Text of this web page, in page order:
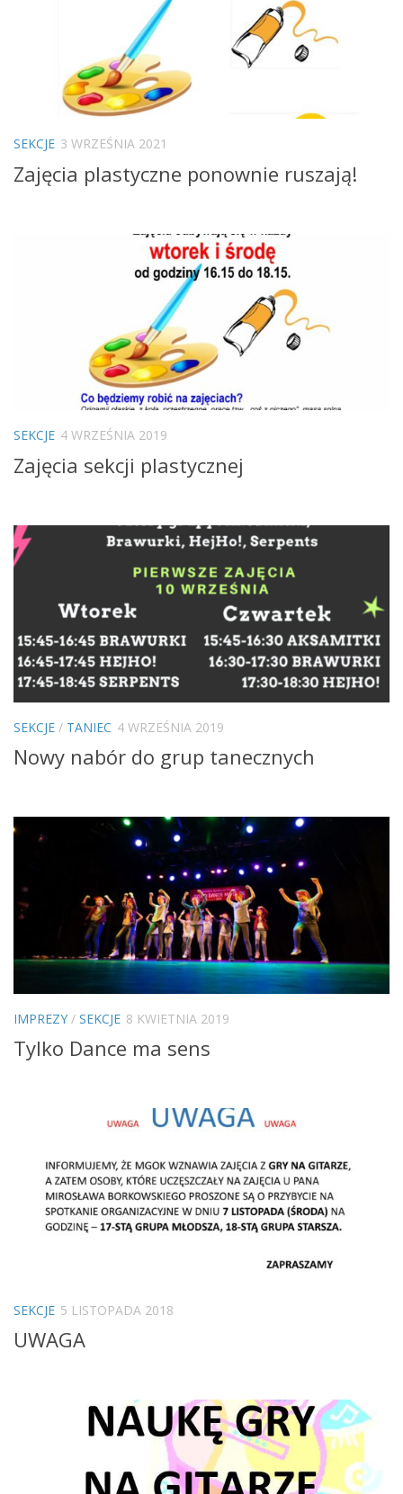
SEKCJE 3 WRZEŚNIA 2021
Zajęcia plastyczne ponownie ruszają!
SEKCJE 4 WRZEŚNIA 2019
Zajęcia sekcji plastycznej
SEKCJE / TANIEC 4 WRZEŚNIA 2019
Nowy nabór do grup tanecznych
IMPREZY / SEKCJE 8 KWIETNIA 2019
Tylko Dance ma sens
SEKCJE 5 LISTOPADA 2018
UWAGA